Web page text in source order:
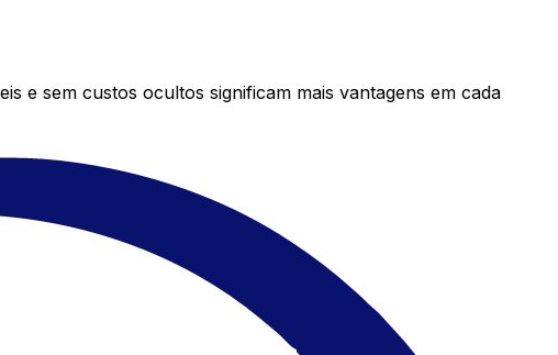
e sem custos ocultos significam mais vantagens em cada